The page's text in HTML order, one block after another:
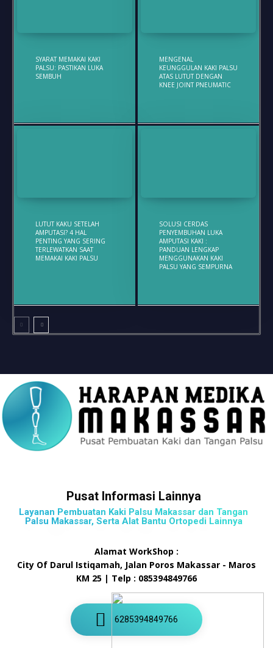
SYARAT MEMAKAI KAKI
PALSU: PASTIKAN LUKA
SEMBUH
MENGENAL
KEUNGGULAN KAKI PALSU
ATAS LUTUT DENGAN
KNEE JOINT PNEUMATIC
LUTUT KAKU SETELAH
AMPUTASI? 4 HAL
PENTING YANG SERING
TERLEWATKAN SAAT
MEMAKAI KAKI PALSU
SOLUSI CERDAS
PENYEMBUHAN LUKA
AMPUTASI KAKI :
PANDUAN LENGKAP
MENGGUNAKAN KAKI
PALSU YANG SEMPURNA
Pusat Informasi Lainnya
Layanan Pembuatan Kaki Palsu Makassar dan Tangan
Palsu Makassar, Serta Alat Bantu Ortopedi Lainnya
Alamat WorkShop :
City Of Darul Istiqamah, Jalan Poros Makassar - Maros
KM 25 | Telp : 085394849766
6285394849766